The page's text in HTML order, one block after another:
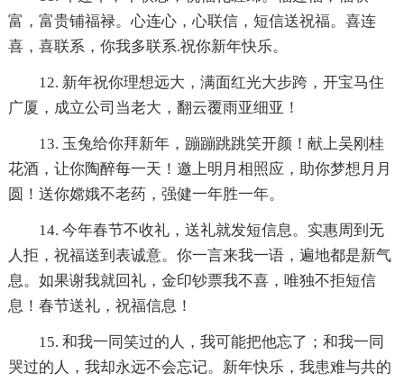
富，富贵铺福禄。心连心，心联信，短信送祝福。喜连
喜，喜联系，你我多联系.祝你新年快乐。
12. 新年祝你理想远大，满面红光大步跨，开宝马住
广厦，成立公司当老大，翻云覆雨亚细亚！
13. 玉兔给你拜新年，蹦蹦跳跳笑开颜！献上吴刚桂
花酒，让你陶醉每一天！邀上明月相照应，助你梦想月月
圆！送你嫦娥不老药，强健一年胜一年。
14. 今年春节不收礼，送礼就发短信息。实惠周到无
人拒，祝福送到表诚意。你一言来我一语，遍地都是新气
息。如果谢我就回礼，金印钞票我不喜，唯独不拒短信
息！春节送礼，祝福信息！
15. 和我一同笑过的人，我可能把他忘了；和我一同
哭过的人，我却永远不会忘记。新年快乐，我患难与共的